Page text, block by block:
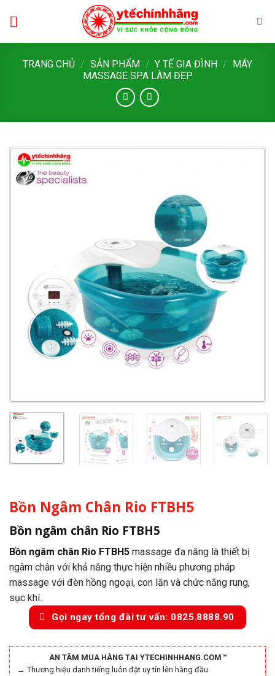
TRANG CHỦ / SẢN PHẨM / Y TẾ GIA ĐÌNH / MÁY
MASSAGE SPA LÀM ĐẸP
Bồn Ngâm Chân Rio FTBH5
Bồn ngâm chân Rio FTBH5
Bồn ngâm chân Rio FTBH5 massage đa năng là thiết bị
ngâm chân với khả năng thực hiện nhiều phương pháp
massage với đèn hồng ngoại, con lăn và chức năng rung,
sục khí..
Gọi ngay tổng đài tư vấn: 0825.8888.90
AN TÂM MUA HÀNG TẠI YTECHINHHANG.COM™
→ Thương hiệu danh tiếng luôn đặt uy tín lên hàng đầu.